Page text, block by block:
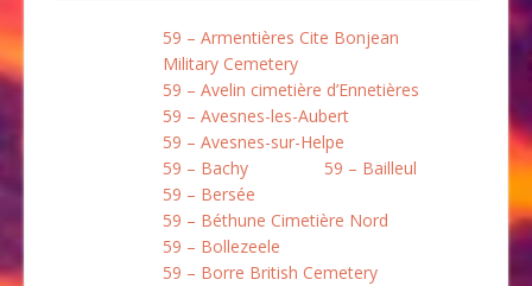
59 – Armentières Cite Bonjean
Military Cemetery
59 – Avelin cimetière d’Ennetières
59 – Avesnes-les-Aubert
59 – Avesnes-sur-Helpe
59 – Bachy
59 – Bailleul
59 – Bersée
59 – Béthune Cimetière Nord
59 – Bollezeele
59 – Borre British Cemetery